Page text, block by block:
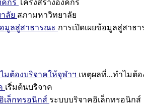
ค์กร โครงสร้างองค์กร
ลัย สภามหาวิทยาลัย
อมูลสู่สาธารณะ การเปิดเผยข้อมูลสู่สาธ
มต้องบริจาคให้จุฬาฯ เหตุผลที่...ทำไมต้
เริ่มต้นบริจาค
เล็กทรอนิกส์ ระบบบริจาคอิเล็กทรอนิกส์